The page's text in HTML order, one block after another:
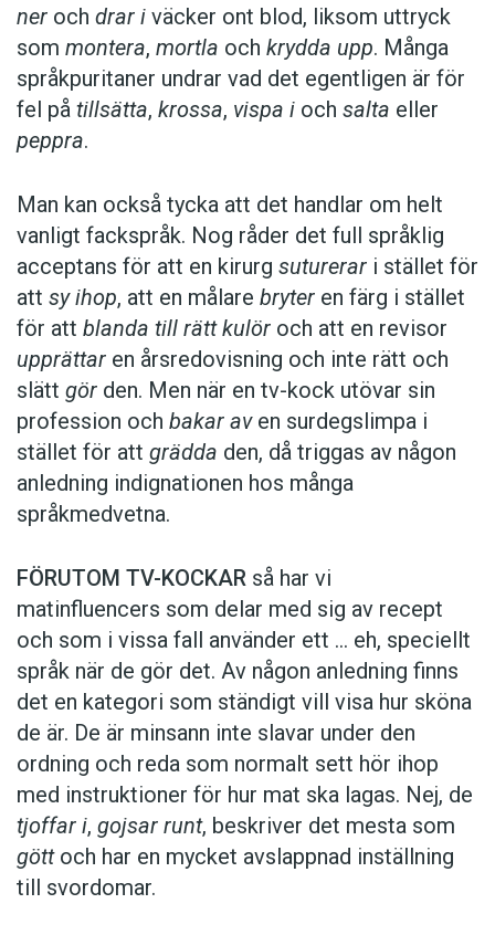
ner och drar i väcker ont blod, liksom uttryck
som montera, mortla och krydda upp. Många
språkpuritaner undrar vad det egentligen är för
fel på tillsätta, krossa, vispa i och salta eller
peppra.
Man kan också tycka att det handlar om helt
vanligt fackspråk. Nog råder det full språklig
acceptans för att en kirurg suturerar i stället för
att sy ihop, att en målare bryter en färg i stället
för att blanda till rätt kulör och att en revisor
upprättar en årsredovisning och inte rätt och
slätt gör den. Men när en tv-kock utövar sin
profession och bakar aven surdegslimpa i
stället för att grädda den, då triggas av någon
anledning indignationen hos många
språkmedvetna.
FÖRUTOM TV-KOCKAR så har vi
matinfluencers som delar med sig av recept
och som i vissa fall ­använder ett … eh, speciellt
språk när de gör det. Av någon anledning finns
det en kategori som ständigt vill visa hur sköna
de är. De är minsann inte slavar under den
ordning och reda som normalt sett hör ihop
med instruktioner för hur mat ska lagas. Nej, de
tjoffar i, gojsar runt, beskriver det mesta som
göttoch har en mycket avslappnad inställning
till svordomar.